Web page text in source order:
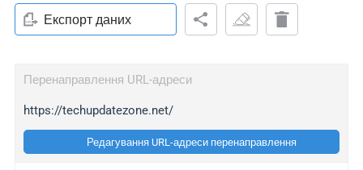
Експорт даних
Перенаправлення URL-адреси
https://techupdatezone.net/
Редагування URL-адреси перенаправлення